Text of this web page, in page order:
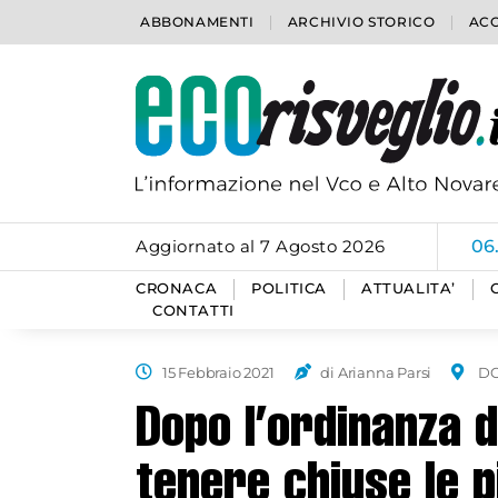
ABBONAMENTI ARCHIVIO STORICO
Aggiornato al 7 Agosto 2026
CRONACA POLITICA ATTUALITA’
CONTATTI
15 Febbraio 2021 di Arianna Parsi
Dopo l’ordinanza